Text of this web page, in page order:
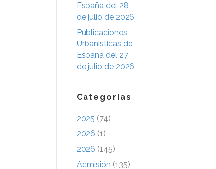
España del 28
de julio de 2026
Publicaciones
Urbanísticas de
España del 27
de julio de 2026
Categorías
2025 (74)
2026 (1)
2026 (145)
Admisión (135)